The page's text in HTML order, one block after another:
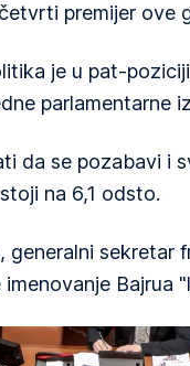
premijer ove
je u pat-
parlamentarne
da se pozabavi i
na 6,1 odsto.
generalni sekretar
Bajrua